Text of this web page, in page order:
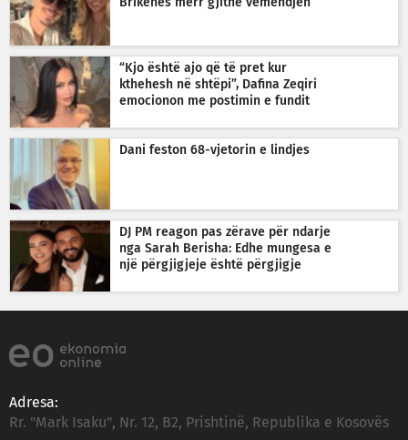
Brikenës merr gjithë vëmendjen
“Kjo është ajo që të pret kur
kthehesh në shtëpi”, Dafina Zeqiri
emocionon me postimin e fundit
Dani feston 68-vjetorin e lindjes
DJ PM reagon pas zërave për ndarje
nga Sarah Berisha: Edhe mungesa e
një përgjigjeje është përgjigje
Adresa:
Rr. "Mark Isaku", Nr. 12, B2, Prishtinë, Republika e Kosovës